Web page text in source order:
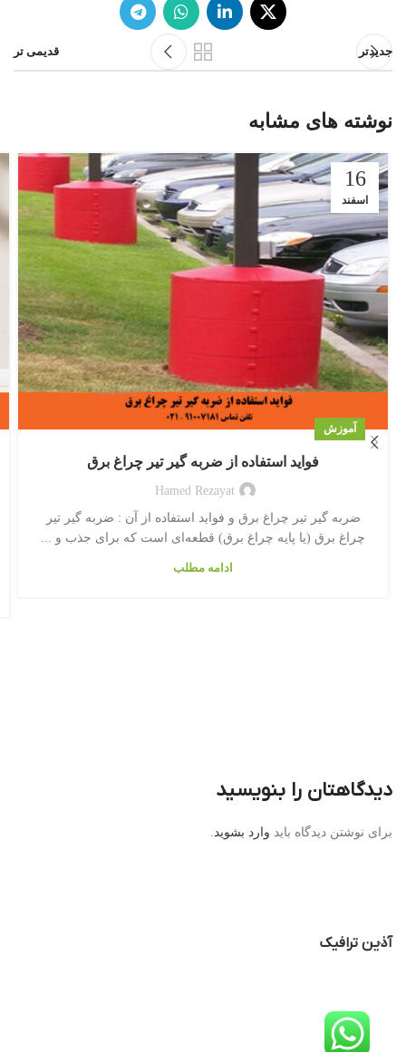
جدیدتر قدیمی تر
نوشته های مشابه
16
اسفند
آموزش
فواید استفاده از ضربه گیر تیر چراغ برق
Hamed Rezayat
ضربه گیر تیر چراغ برق و فواید استفاده از آن : ضربه گیر تیر
چراغ برق (یا پایه چراغ برق) قطعه‌ای است که برای جذب و ...
ادامه مطلب
دیدگاهتان را بنویسید
برای نوشتن دیدگاه باید وارد بشوید
آذین ترافیک